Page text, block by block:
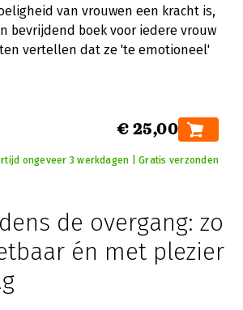
van vrouwen een kracht is,
bevrijdend boek voor iedere vrouw
vertellen dat ze 'te emotioneel'
€ 25,00
ongeveer 3 werkdagen | Gratis verzonden
de overgang: zo
én met plezier